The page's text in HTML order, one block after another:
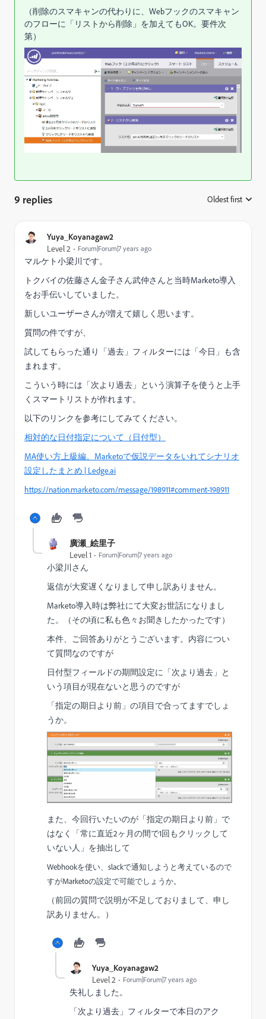
（削除のスマキャンの代わりに、Webフックのスマキャン
のフローに「リストから削除」を加えてもOK。要件次
第）
9 replies Oldest first
Yuya_Koyanagaw2
Level 2 Forum|Forum|7 years ago
マルケト小梁川です。
トクバイの佐藤さん金子さん武仲さんと当時Marketo導入
をお手伝いしていました。
新しいユーザーさんが増えて嬉しく思います。
質問の件ですが、
試してもらった通り「過去」フィルターには「今日」も含
まれます。
こういう時には「次より過去」という演算子を使うと上手
くスマートリストが作れます。
以下のリンクを参考にしてみてください。
相対的な日付指定について（日付型）
MA使い方上級編。Marketoで仮説データをいれてシナリオ
設定したまとめ | Ledge.ai
https://nation.marketo.com/message/198911#comment-198911
廣瀬_絵里子
Level 1 Forum|Forum|7 years ago
小梁川さん
返信が大変遅くなりまして申し訳ありません。
Marketo導入時は弊社にて大変お世話になりまし
た。（その頃に私も色々お聞きしたかったです）
本件、ご回答ありがとうございます。内容につい
て質問なのですが
日付型フィールドの期間設定に 「次より過去」と
いう項目が現在ないと思うのですが
「指定の期日より前」の項目で合ってますでしょ
うか。
また、 今回行いたいのが 「指定の期日より前」で
はなく「常に直近2ヶ月の間で1回もクリックして
いない人」 を抽出して
Webhookを使い、slackで通知しようと考えているので
すがMarketoの設定で可能でしょうか。
（前回の質問で説明が不足しておりまして、申し
訳ありません。）
Yuya_Koyanagaw2
Level 2 Forum|Forum|7 years ago
失礼しました。
「次より過去」フィルターで本日のアク